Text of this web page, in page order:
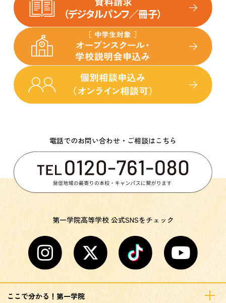
電話でのお問い合わせ・ご相談はこちら
第一学院高等学校 公式SNSをチェック
ここで分かる！第一学院